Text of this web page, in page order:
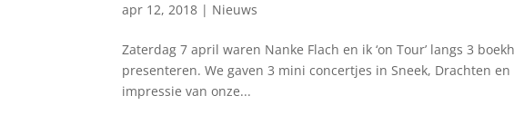
apr 12, 2018 | Nieuws
Zaterdag 7 april waren Nanke Flach en ik ‘on Tour’ langs 3
presenteren. We gaven 3 mini concertjes in Sneek, Drachten
impressie van onze...